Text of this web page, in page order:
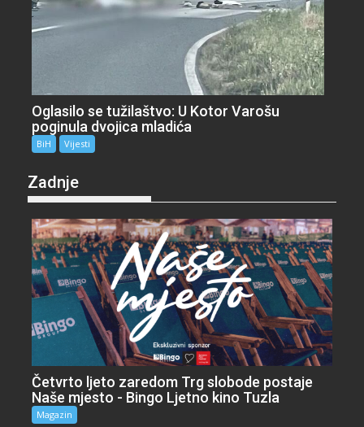
Oglasilo se tužilaštvo: U Kotor Varošu
poginula dvojica mladića
BiH Vijesti
Zadnje
Četvrto ljeto zaredom Trg slobode postaje
Naše mjesto - Bingo Ljetno kino Tuzla
Magazin